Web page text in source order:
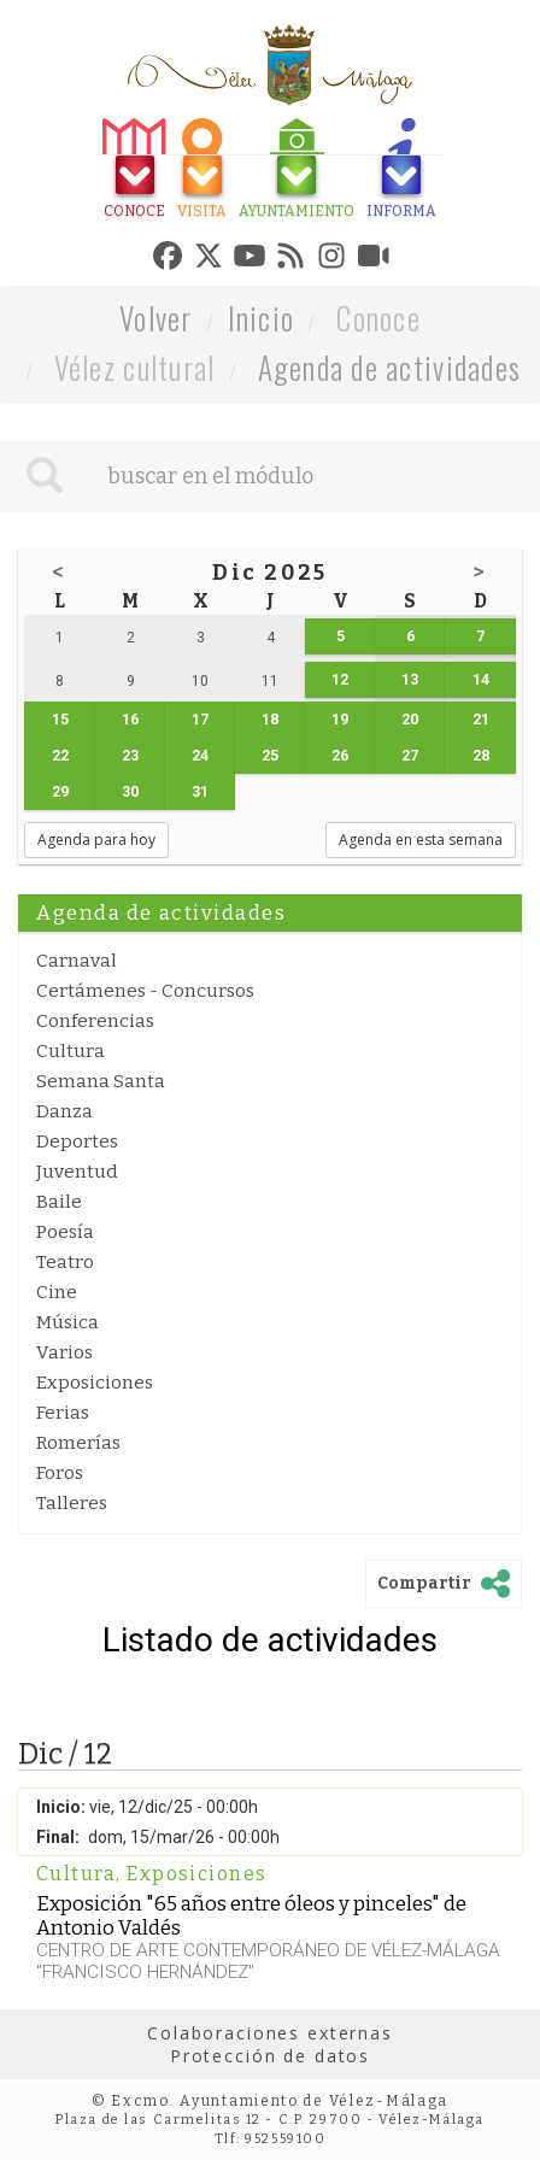
CONOCE VISITA AYUNTAMIENTO INFORMA
Volver Inicio
Conoce
Vélez cultural
Agenda de actividades
< Dic 2025 >
L M X J V S D
1 2 3 4 5 6 7
8 9 10 11 12 13 14
15 16 17 18 19 20 21
22 23 24 25 26 27 28
29 30 31
Agenda para hoy Agenda en esta semana
Agenda de actividades
Carnaval
Certámenes - Concursos
Conferencias
Cultura
Semana Santa
Danza
Deportes
Juventud
Baile
Poesía
Teatro
Cine
Música
Varios
Exposiciones
Ferias
Romerías
Foros
Talleres
Compartir
Listado de actividades
Dic / 12
Inicio: vie, 12/dic/25 - 00:00h
Final: dom, 15/mar/26 - 00:00h
Cultura, Exposiciones
Exposición "65 años entre óleos y pinceles" de
Antonio Valdés
CENTRO DE ARTE CONTEMPORÁNEO DE VÉLEZ-MÁLAGA
"FRANCISCO HERNÁNDEZ"
Colaboraciones externas
Protección de datos
© Excmo. Ayuntamiento de Vélez-Málaga
Plaza de las Carmelitas 12 - C.P. 29700 - Vélez-Málaga
Tlf: 952559100